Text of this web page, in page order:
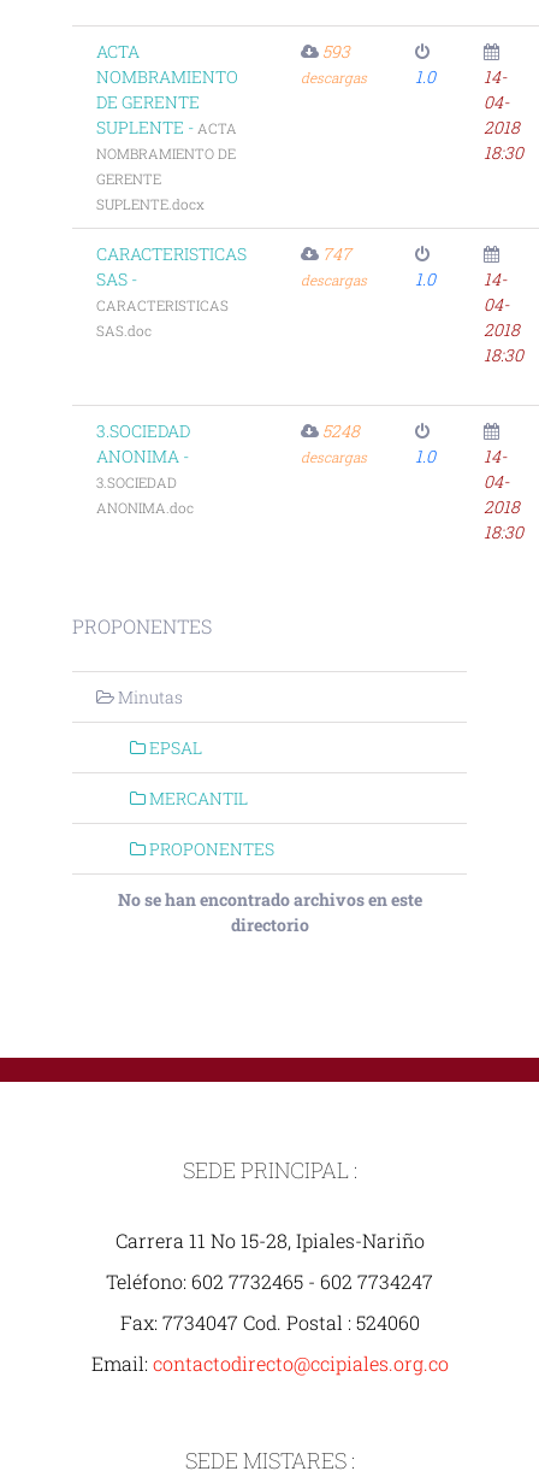
ACTA
NOMBRAMIENTO
DE GERENTE
SUPLENTE - ACTA
NOMBRAMIENTO DE
GERENTE
SUPLENTE.docx
593
descargas 1.0
14-
04-
2018
18:30
CARACTERISTICAS
SAS -
CARACTERISTICAS
SAS.doc
747
descargas 1.0
14-
04-
2018
18:30
3.SOCIEDAD
ANONIMA -
3.SOCIEDAD
ANONIMA.doc
5248
descargas 1.0
14-
04-
2018
18:30
PROPONENTES
Minutas
EPSAL
MERCANTIL
PROPONENTES
No se han encontrado archivos en este
directorio
SEDE PRINCIPAL :
Carrera 11 No 15-28, Ipiales-Nariño
Teléfono: 602 7732465 - 602 7734247
Fax: 7734047 Cod. Postal : 524060
Email: contactodirecto@ccipiales.org.co
SEDE MISTARES :